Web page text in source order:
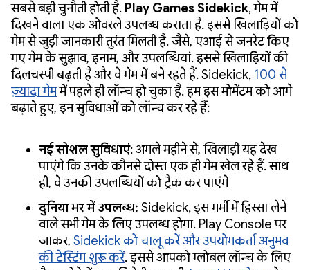
सबसे बड़ी चुनौती होती है. Play Games Sidekick, गेम में
दिखने वाला एक ओवरले उपलब्ध कराता है. इससे खिलाड़ियों को
गेम से जुड़ी जानकारी तुरंत मिलती है. जैसे, एआई से जनरेट किए
गए गेम के सुझाव, इनाम, और उपलब्धियां. इससे खिलाड़ियों की
दिलचस्पी बढ़ती है और वे गेम में बने रहते हैं. Sidekick, 100 से
ज़्यादा गेममें पहले ही लॉन्च हो चुका है. हम इस मोमेंटम को आगे
बढ़ाते हुए, इन सुविधाओं को लॉन्च कर रहे हैं:
नई सोशल सुविधाएं: अगले महीने से, खिलाड़ी यह देख
पाएंगे कि उनके कौनसे दोस्त एक ही गेम खेल रहे हैं. साथ
ही, वे उनकी उपलब्धियों को ट्रैक कर पाएंगे
दुनिया भर में उपलब्ध: Sidekick, इस गर्मी में हिस्सा लेने
वाले सभी गेम के लिए उपलब्ध होगा. Play Console पर
जाकर, Sidekick को चालू करें और उपयोगकर्ता अनुभव
की टेस्टिंग शुरू करें. इससे आपको ग्लोबल लॉन्च के लिए